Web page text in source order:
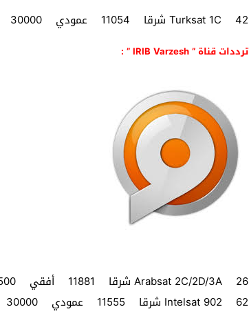
Turksat 1C 42 شرقا 11054 عمودي 30000 3/4 مفتوح
ترددات قناة ” IRIB Varzesh ” :
Arabsat 2C/2D/3A 26 شرقا 11881 أفقي 27500 3/4 مفتوح
Intelsat 902 62 شرقا 11555 عمودي 30000 3/4 مفتوح